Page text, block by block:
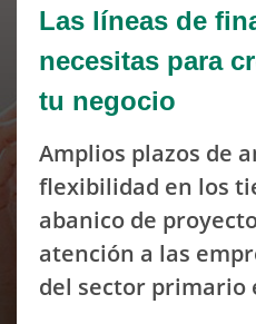
Las líneas de
necesitas para
tu negocio
Amplios plazos de
flexibilidad en los
abanico de
atención a las
del sector primario